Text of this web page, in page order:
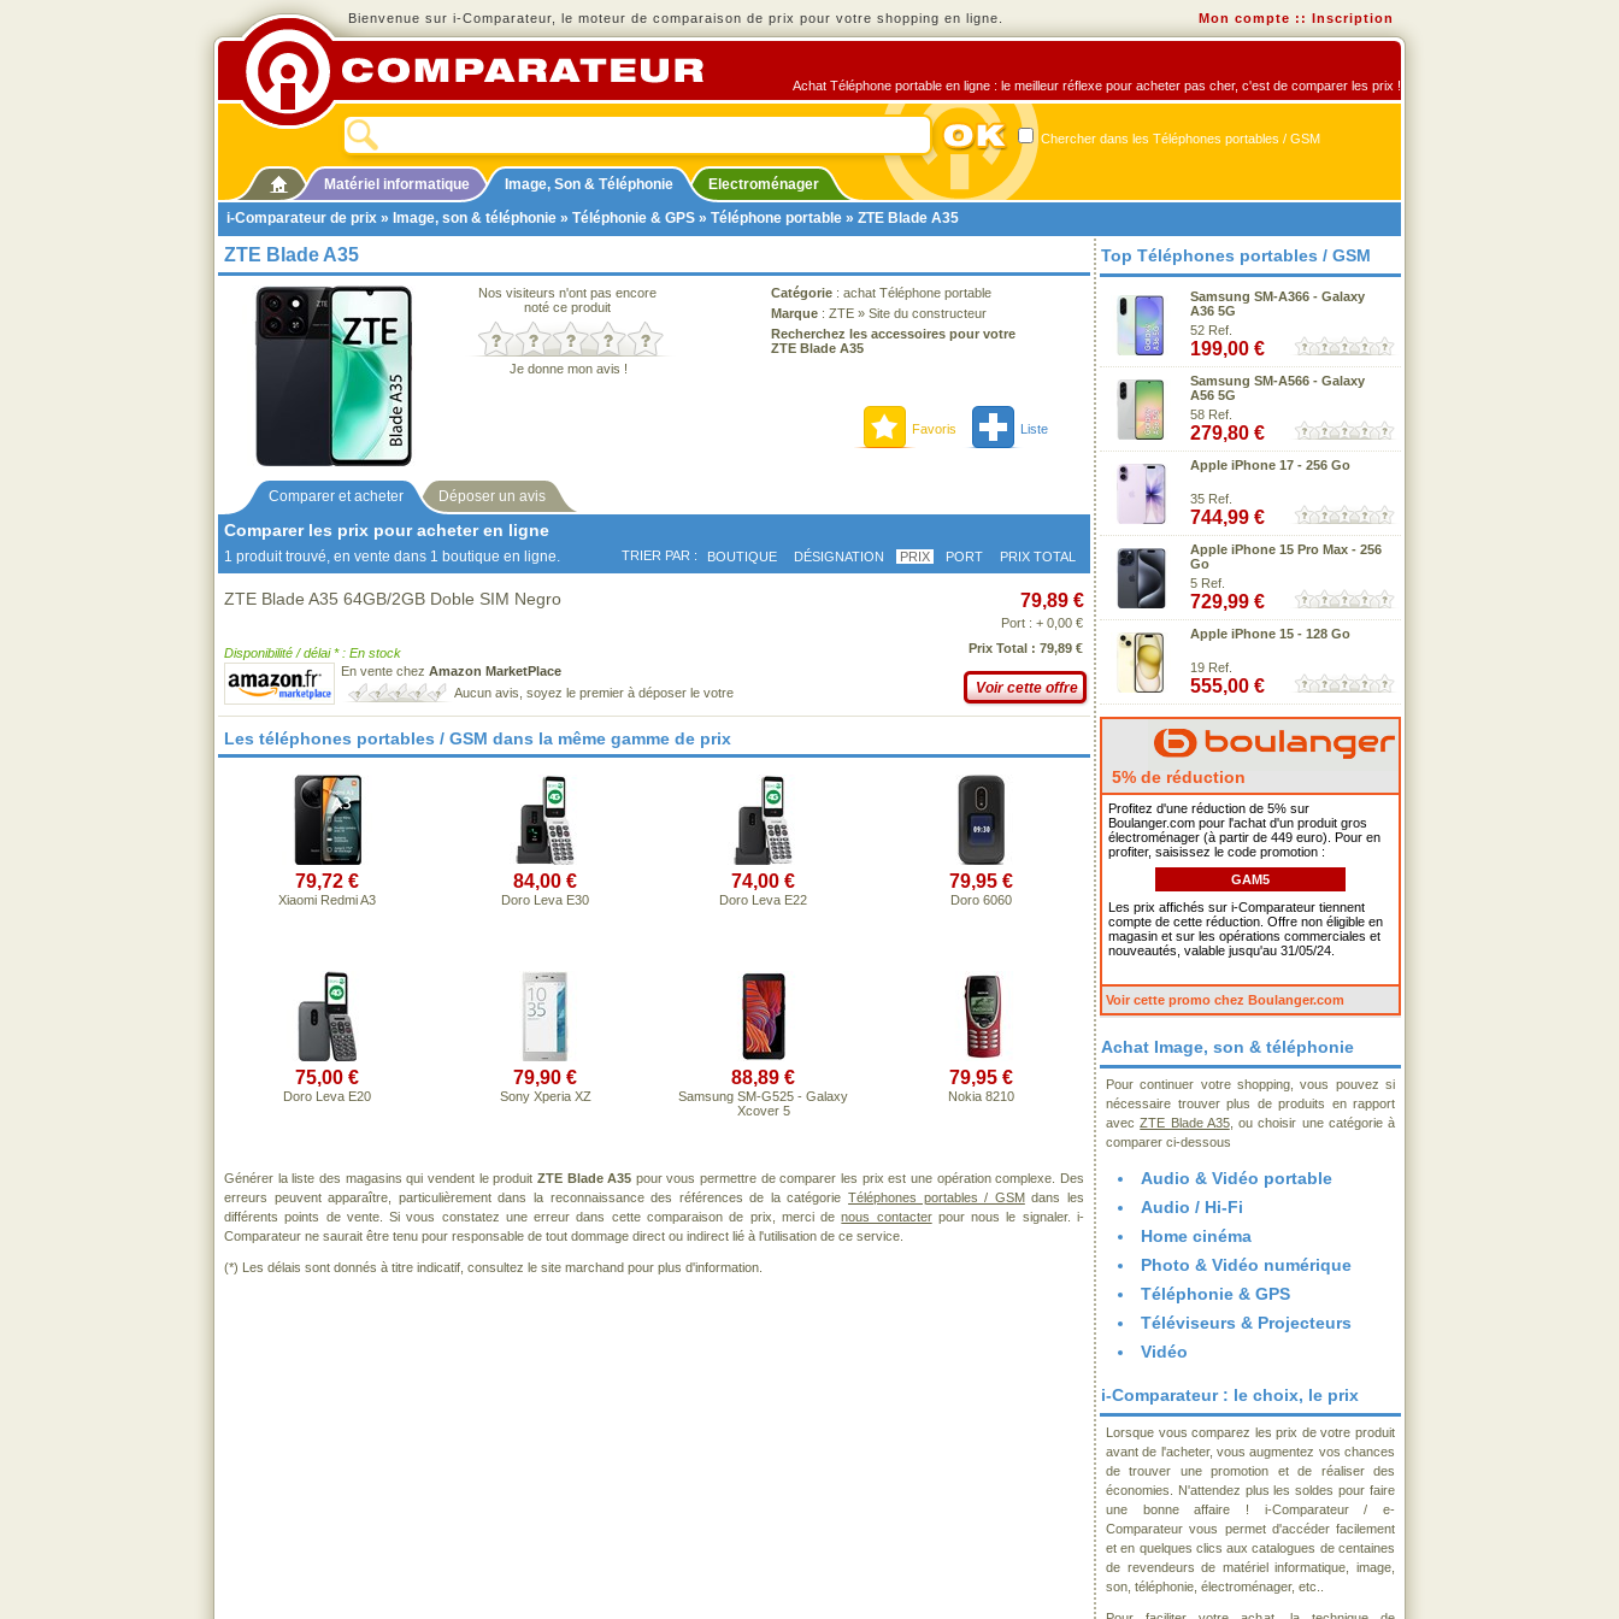
Bienvenue sur i-Comparateur, le moteur de comparaison de prix pour votre shopping en ligne. Mon compte :: Inscription
Achat Téléphone portable en ligne : le meilleur réflexe pour acheter pas cher, c'est de comparer les prix !
Chercher dans les Téléphones portables / GSM
Matériel informatique Image, Son & Téléphonie
Electroménager
i-Comparateur de prix » Image, son & téléphonie » Téléphonie & GPS » Téléphone portable » ZTE Blade A35
ZTE Blade A35
Nos visiteurs n'ont pas encore
noté ce produit
Je donne mon avis !
Catégorie : achat Téléphone portable
Marque : ZTE » Site du constructeur
Recherchez les accessoires pour votre
ZTE Blade A35
Favoris Liste
Comparer et acheter Déposer un avis
Comparer les prix pour acheter en ligne
1 produit trouvé, en vente dans 1 boutique en ligne. TRIER PAR : BOUTIQUE DÉSIGNATION PRIX PORT PRIX TOTAL
ZTE Blade A35 64GB/2GB Doble SIM Negro
Disponibilité / délai * : En stock
En vente chez Amazon MarketPlace
Aucun avis, soyez le premier à déposer le votre
79,89 €
Port : + 0,00 €
Prix Total : 79,89 €
Voir cette offre
Les téléphones portables / GSM dans la même gamme de prix
79,72 €
Xiaomi Redmi A3
84,00 €
Doro Leva E30
74,00 €
Doro Leva E22
79,95 €
Doro 6060
75,00 €
Doro Leva E20
79,90 €
Sony Xperia XZ
88,89 €
Samsung SM-G525 - Galaxy
Xcover 5
79,95 €
Nokia 8210
Générer la liste des magasins qui vendent le produit ZTE Blade A35 pour vous permettre de comparer les prix est une opération complexe. Des
erreurs peuvent apparaître, particulièrement dans la reconnaissance des références de la catégorieTéléphones portables / GSMdans les
différents points de vente. Si vous constatez une erreur dans cette comparaison de prix, merci denous contacterpour nous le signaler. i-
Comparateur ne saurait être tenu pour responsable de tout dommage direct ou indirect lié à l'utilisation de ce service.
(*) Les délais sont donnés à titre indicatif, consultez le site marchand pour plus d'information.
Top Téléphones portables / GSM
Samsung SM-A366 - Galaxy
A36 5G
52 Ref.
199,00 €
Samsung SM-A566 - Galaxy
A56 5G
58 Ref.
279,80 €
Apple iPhone 17 - 256 Go
35 Ref.
744,99 €
Apple iPhone 15 Pro Max - 256
Go
5 Ref.
729,99 €
Apple iPhone 15 - 128 Go
19 Ref.
555,00 €
5% de réduction
Profitez d'une réduction de 5% sur
Boulanger.com pour l'achat d'un produit gros
électroménager (à partir de 449 euro). Pour en
profiter, saisissez le code promotion :
GAM5
Les prix affichés sur i-Comparateur tiennent
compte de cette réduction. Offre non éligible en
magasin et sur les opérations commerciales et
nouveautés, valable jusqu'au 31/05/24.
Voir cette promo chez Boulanger.com
Achat Image, son & téléphonie
Pour continuer votre shopping, vous pouvez si
nécessaire trouver plus de produits en rapport
avecZTE Blade A35, ou choisir une catégorie à
comparer ci-dessous
Audio & Vidéo portable
Audio / Hi-Fi
Home cinéma
Photo & Vidéo numérique
Téléphonie & GPS
Téléviseurs & Projecteurs
Vidéo
i-Comparateur : le choix, le prix
Lorsque vous comparez les prix de votre produit
avant de l'acheter, vous augmentez vos chances
de trouver une promotion et de réaliser des
économies. N'attendez plus les soldes pour faire
une bonne affaire ! i-Comparateur / e-
Comparateur vous permet d'accéder facilement
et en quelques clics aux catalogues de centaines
de revendeurs de matériel informatique, image,
son, téléphonie, électroménager, etc..